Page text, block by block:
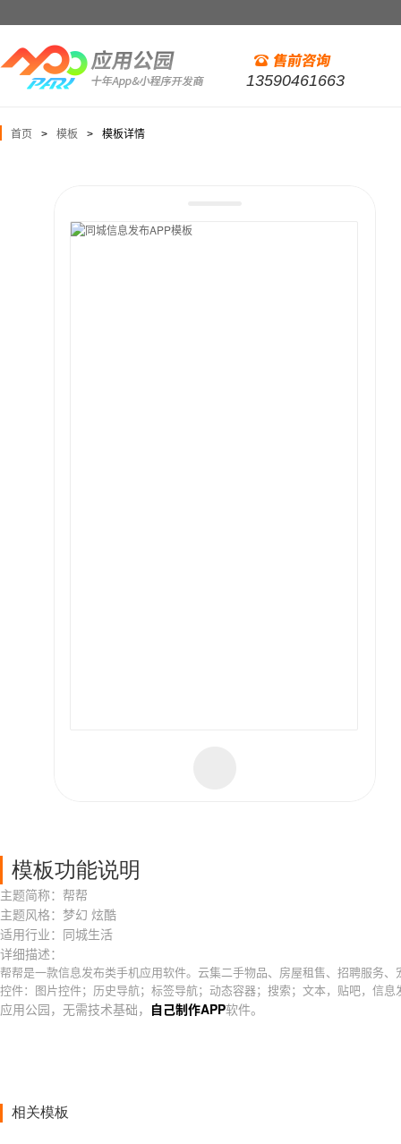
13590461663
首页 > 模板 > 模板详情
模板功能说明
主题简称：帮帮
主题风格：梦幻 炫酷
适用行业：同城生活
详细描述：
帮帮是一款信息发布类手机应用软件。云集二手物品、房屋租售、招聘服务
控件：图片控件；历史导航；标签导航；动态容器；搜索；文本，贴吧，信息
应用公园，无需技术基础， 自己制作APP软件。
相关模板